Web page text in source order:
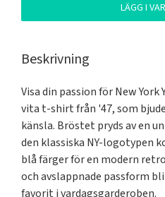
LÄGG I
Beskrivning
Visa din passion för New
vita t-shirt från '47, som
känsla. Bröstet pryds av en
den klassiska NY-logotypen
blå färger för en modern
och avslappnade passform
favorit i vardagsgarderoben.